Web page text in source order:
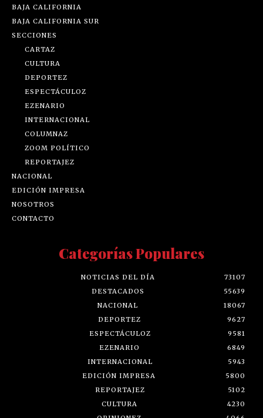
BAJA CALIFORNIA
BAJA CALIFORNIA SUR
SECCIONES
CARTAZ
CULTURA
DEPORTEZ
ESPECTÁCULOZ
EZENARIO
INTERNACIONAL
COLUMNAZ
ZOOM POLÍTICO
REPORTAJEZ
NACIONAL
EDICIÓN IMPRESA
NOSOTROS
CONTACTO
Categorías Populares
NOTICIAS DEL DÍA
73107
DESTACADOS
55639
NACIONAL
18067
DEPORTEZ
9627
ESPECTÁCULOZ
9581
EZENARIO
6849
INTERNACIONAL
5943
EDICIÓN IMPRESA
5800
REPORTAJEZ
5102
CULTURA
4230